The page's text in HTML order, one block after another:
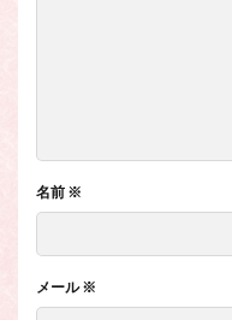
名前 ※
メール※